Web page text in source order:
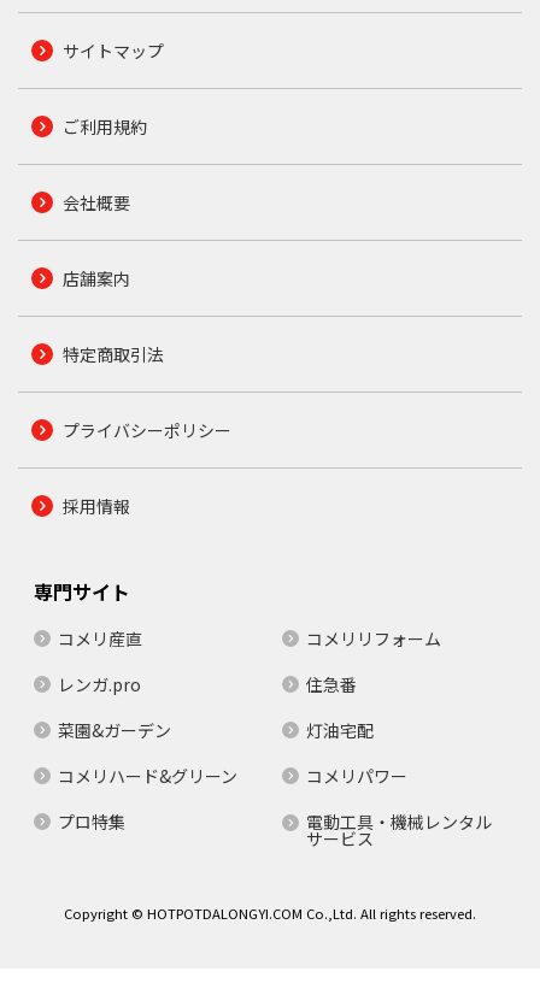
サイトマップ
ご利用規約
会社概要
店舗案内
特定商取引法
プライバシーポリシー
採用情報
専門サイト
コメリ産直
コメリリフォーム
レンガ.pro
住急番
菜園&ガーデン
灯油宅配
コメリハード&グリーン
コメリパワー
プロ特集
電動工具・機械レンタル
サービス
Copyright © HOTPOTDALONGYI.COM Co.,Ltd. All rights reserved.